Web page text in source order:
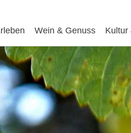
Wein & Genuss Kultur